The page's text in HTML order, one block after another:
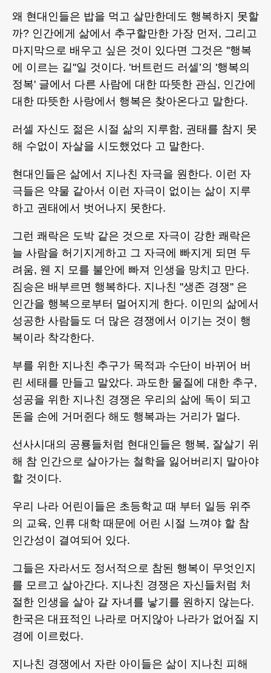
왜 현대인들은 밥을 먹고 살만한데도 행복하지 못할
까? 인간에게 삶에서 추구할만한 가장 먼저, 그리고
마지막으로 배우고 싶은 것이 있다면 그것은 ''행복
에 이르는 길''일 것이다. '버트런드 러셀’의 '행복의
정복' 글에서 다른 사람에 대한 따뜻한 관심, 인간에
대한 따뜻한 사랑에서 행복은 찾아온다고 말한다.
러셀 자신도 젊은 시절 삶의 지루함, 권태를 참지 못
해 수없이 자살을 시도했었다 고 말한다.
현대인들은 삶에서 지나친 자극을 원한다. 이런 자
극들은 약물 같아서 이런 자극이 없이는 삶이 지루
하고 권태에서 벗어나지 못한다.
그런 쾌락은 도박 같은 것으로 자극이 강한 쾌락은
늘 사람을 허기지게하고 그 자극에 빠지게 되면 두
려움, 웬 지 모를 불안에 빠져 인생을 망치고 만다.
짐승은 배부르면 행복하다. 지나친 ''생존 경쟁'' 은
인간을 행복으로부터 멀어지게 한다. 이민의 삶에서
성공한 사람들도 더 많은 경쟁에서 이기는 것이 행
복이라 착각한다.
부를 위한 지나친 추구가 목적과 수단이 바뀌어 버
린 세태를 만들고 말았다. 과도한 물질에 대한 추구,
성공을 위한 지나친 경쟁은 우리의 삶에 독이 되고
돈을 손에 거머쥔다 해도 행복과는 거리가 멀다.
선사시대의 공룡들처럼 현대인들은 행복, 잘살기 위
해 참 인간으로 살아가는 철학을 잃어버리지 말아야
할 것이다.
우리 나라 어린이들은 초등학교 때 부터 일등 위주
의 교육, 인류 대학 때문에 어린 시절 느껴야 할 참
인간성이 결여되어 있다.
그들은 자라서도 정서적으로 참된 행복이 무엇인지
를 모르고 살아간다. 지나친 경쟁은 자신들처럼 처
절한 인생을 살아 갈 자녀를 낳기를 원하지 않는다.
한국은 대표적인 나라로 머지않아 나라가 없어질 지
경에 이르렀다.
지나친 경쟁에서 자란 아이들은 삶이 지나친 피해